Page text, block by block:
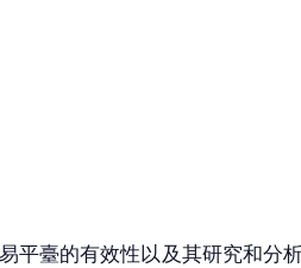
平臺的有效性以及其研究和分